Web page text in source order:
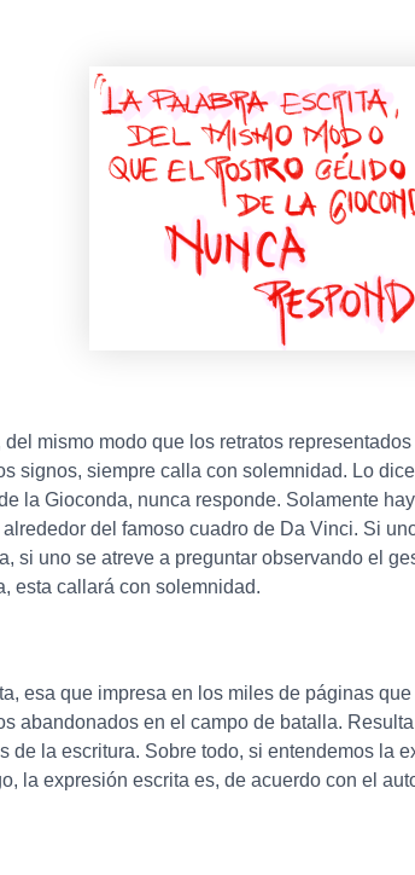
mismo modo que los retratos
signos, siempre calla con solemnidad. Lo
la Gioconda, nunca responde. Solamente
del famoso cuadro de Da Vinci. Si
si uno se atreve a preguntar observando el
esta callará con solemnidad.
esa que impresa en los miles de páginas
abandonados en el campo de batalla.
la escritura. Sobre todo, si entendemos la
la expresión escrita es, de acuerdo con el